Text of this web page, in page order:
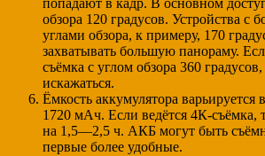
обзора 120 градусов. Устройства с
углами обзора, к примеру, 170
захватывать большую панораму.
съёмка с углом обзора 360
искажаться.
Ёмкость аккумулятора варьируется
1720 мАч. Если ведётся 4К-съёмка,
на 1,5—2,5 ч. АКБ могут быть
первые более удобные.